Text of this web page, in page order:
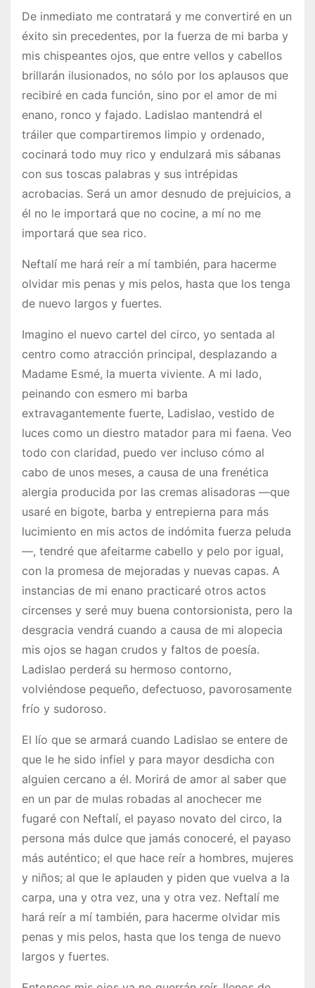
De inmediato me contratará y me convertiré en un
éxito sin precedentes, por la fuerza de mi barba y
mis chispeantes ojos, que entre vellos y cabellos
brillarán ilusionados, no sólo por los aplausos que
recibiré en cada función, sino por el amor de mi
enano, ronco y fajado. Ladislao mantendrá el
tráiler que compartiremos limpio y ordenado,
cocinará todo muy rico y endulzará mis sábanas
con sus toscas palabras y sus intrépidas
acrobacias. Será un amor desnudo de prejuicios, a
él no le importará que no cocine, a mí no me
importará que sea rico.
Neftalí me hará reír a mí también, para hacerme
olvidar mis penas y mis pelos, hasta que los tenga
de nuevo largos y fuertes.
Imagino el nuevo cartel del circo, yo sentada al
centro como atracción principal, desplazando a
Madame Esmé, la muerta viviente. A mi lado,
peinando con esmero mi barba
extravagantemente fuerte, Ladislao, vestido de
luces como un diestro matador para mi faena. Veo
todo con claridad, puedo ver incluso cómo al
cabo de unos meses, a causa de una frenética
alergia producida por las cremas alisadoras —que
usaré en bigote, barba y entrepierna para más
lucimiento en mis actos de indómita fuerza peluda
—, tendré que afeitarme cabello y pelo por igual,
con la promesa de mejoradas y nuevas capas. A
instancias de mi enano practicaré otros actos
circenses y seré muy buena contorsionista, pero la
desgracia vendrá cuando a causa de mi alopecia
mis ojos se hagan crudos y faltos de poesía.
Ladislao perderá su hermoso contorno,
volviéndose pequeño, defectuoso, pavorosamente
frío y sudoroso.
El lío que se armará cuando Ladislao se entere de
que le he sido infiel y para mayor desdicha con
alguien cercano a él. Morirá de amor al saber que
en un par de mulas robadas al anochecer me
fugaré con Neftalí, el payaso novato del circo, la
persona más dulce que jamás conoceré, el payaso
más auténtico; el que hace reír a hombres, mujeres
y niños; al que le aplauden y piden que vuelva a la
carpa, una y otra vez, una y otra vez. Neftalí me
hará reír a mí también, para hacerme olvidar mis
penas y mis pelos, hasta que los tenga de nuevo
largos y fuertes.